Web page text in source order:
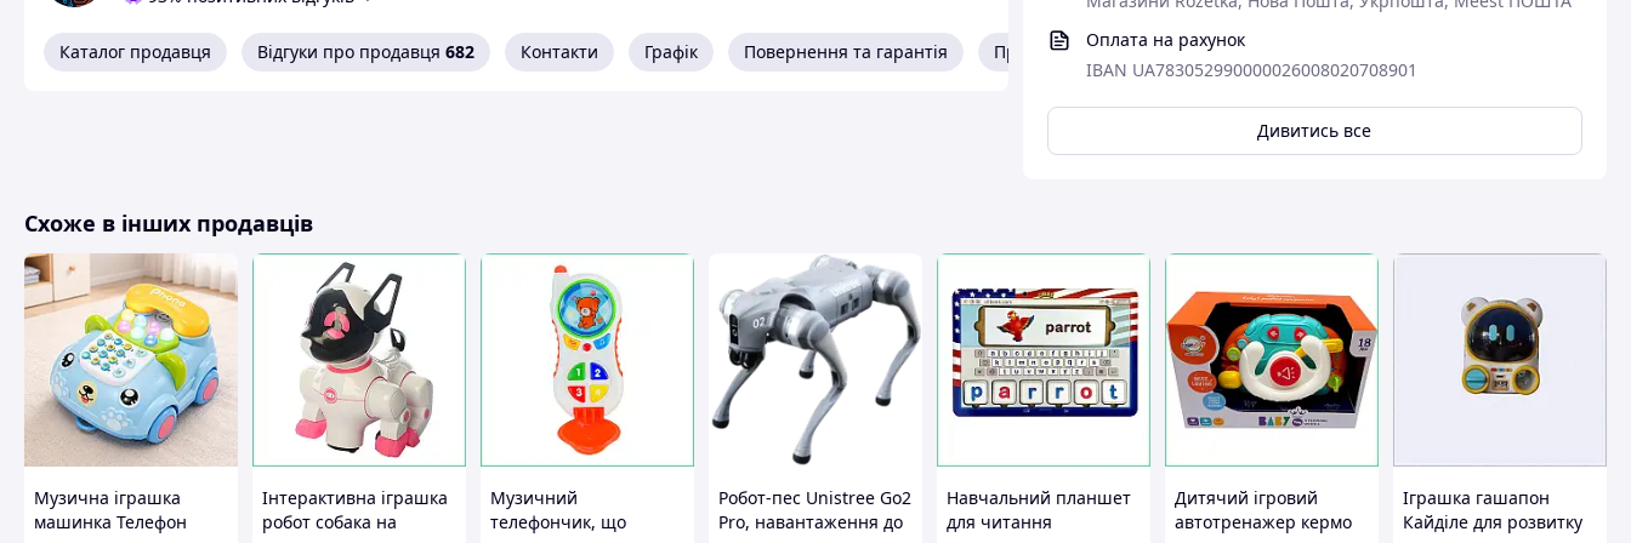
Оплата на рахунок
IBAN UA783052990000026008020708901
Дивитись все
Каталог продавця Відгуки про продавця 682 Контакти Графік Повернення та гарантія Про продавця
Схоже в інших продавців
Музична іграшка
машинка Телефон
Інтерактивна іграшка
робот собака на
Музичний
телефончик, що
Робот-пес Unistree Go2
Pro, навантаження до
Навчальний планшет
для читання
Дитячий ігровий
автотренажер кермо
Іграшка гашапон
Кайділе для розвитку